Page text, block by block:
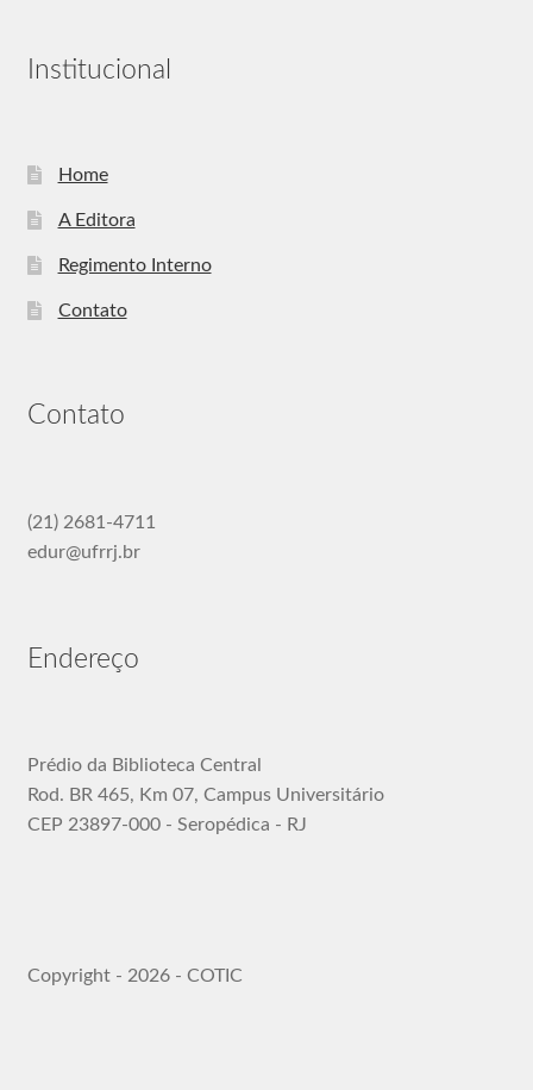
Institucional
Home
A Editora
Regimento Interno
Contato
Contato
(21) 2681-4711
edur@ufrrj.br
Endereço
Prédio da Biblioteca Central
Rod. BR 465, Km 07, Campus Universitário
CEP 23897-000 - Seropédica - RJ
Copyright - 2026 - COTIC